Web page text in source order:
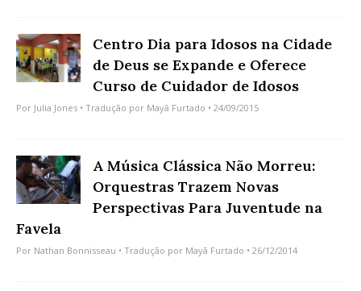
Centro Dia para Idosos na Cidade
de Deus se Expande e Oferece
Curso de Cuidador de Idosos
Por Julia Jones • Tradução por Mayã Furtado • 24/09/2015
A Música Clássica Não Morreu:
Orquestras Trazem Novas
Perspectivas Para Juventude na
Favela
Por Nathan Bonnisseau • Tradução por Mayã Furtado • 26/12/2014